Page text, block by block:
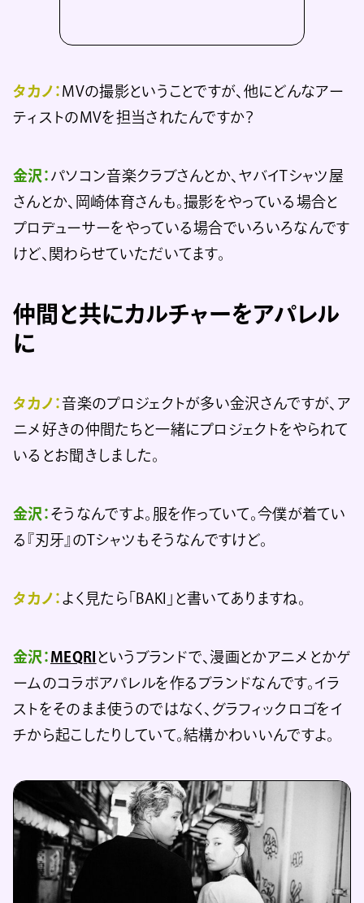
タカノ： MVの撮影ということですが、他にどんなアー
ティストのMVを担当されたんですか？
金沢： パソコン音楽クラブさんとか、ヤバイTシャツ屋
さんとか、岡崎体育さんも。撮影をやっている場合と
プロデューサーをやっている場合でいろいろなんです
けど、関わらせていただいてます。
仲間と共にカルチャーをアパレル
に
タカノ：音楽のプロジェクトが多い金沢さんですが、ア
ニメ好きの仲間たちと一緒にプロジェクトをやられて
いるとお聞きしました。
金沢： そうなんですよ。服を作っていて。今僕が着てい
る『刃牙』のTシャツもそうなんですけど。
タカノ： よく見たら「BAKI」と書いてありますね。
金沢： MEQRI というブランドで、漫画とかアニメとかゲ
ームのコラボアパレルを作るブランドなんです。イラ
ストをそのまま使うのではなく、グラフィックロゴをイ
チから起こしたりしていて。結構かわいいんですよ。